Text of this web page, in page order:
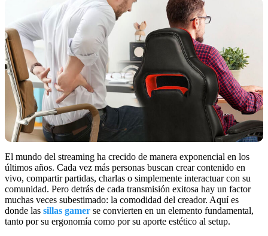
El mundo del streaming ha crecido de manera exponencial en los
últimos años. Cada vez más personas buscan crear contenido en
vivo, compartir partidas, charlas o simplemente interactuar con su
comunidad. Pero detrás de cada transmisión exitosa hay un factor
muchas veces subestimado: la comodidad del creador. Aquí es
donde las sillas gamer se convierten en un elemento fundamental,
tanto por su ergonomía como por su aporte estético al setup.